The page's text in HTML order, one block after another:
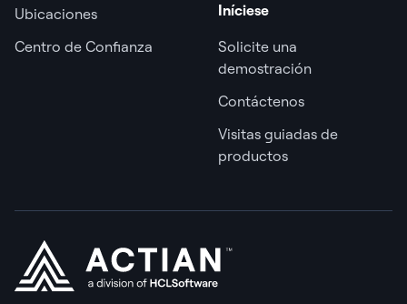
Ubicaciones
Centro de Confianza
Iníciese
Solicite una
demostración
Contáctenos
Visitas guiadas de
productos